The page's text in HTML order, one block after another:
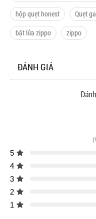
hộp quẹt honest
Quẹt
bật lửa zippo
zippo
ĐÁNH GIÁ
5
4
3
2
1